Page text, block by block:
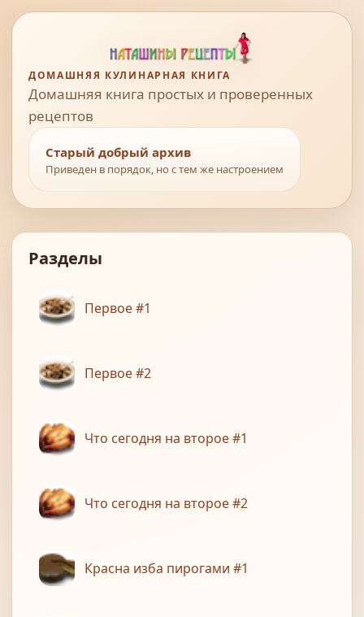
ДОМАШНЯЯ КУЛИНАРНАЯ КНИГА
Домашняя книга простых и проверенных
рецептов
Старый добрый архив
Приведен в порядок, но с тем же настроением
Разделы
Первое #1
Первое #2
Что сегодня на второе #1
Что сегодня на второе #2
Красна изба пирогами #1